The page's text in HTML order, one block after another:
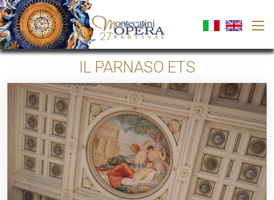
IL PARNASO ETS